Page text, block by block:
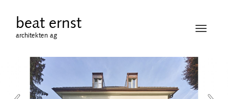
beat ernst
architekten ag